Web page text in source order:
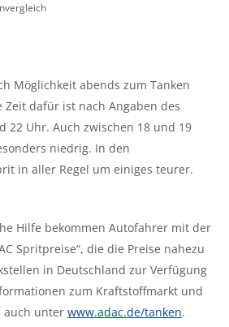
Möglichkeit abends zum Tanken
dafür ist nach Angaben des
22 Uhr. Auch zwischen 18 und 19
niedrig. In den
in aller Regel um einiges teurer.
Hilfe bekommen Autofahrer mit der
Spritpreise“, die die Preise nahezu
in Deutschland zur Verfügung
zum Kraftstoffmarkt und
auch unter www.adac.de/tanken.